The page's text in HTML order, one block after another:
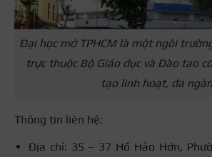
Đại học mở TPHCM là một ngôi
trực thuộc Bộ Giáo dục và Đào tạo
tạo linh hoạt, đa
Thông tin liên hệ:
Địa chỉ: 35 – 37 Hồ Hảo Hớn,